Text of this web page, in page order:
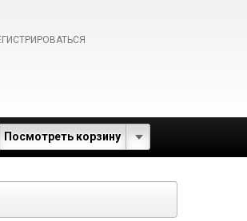
Посмотреть корзину